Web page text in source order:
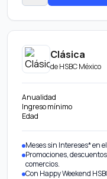
Clásica
deHSBC México
Anualidad
Ingreso mínimo
Edad
Meses sin Intereses* en
Promociones,
comercios.
Con Happy Weekend